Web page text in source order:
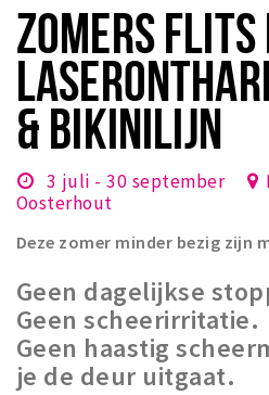
Bezienswaardigheden
Musea, theaters & podia
Uitjes & activiteiten
Natuurgebieden
Baroniepoorten
Privacy
Inloggen
ZOMERS FLITS
& BIKINILIJN
3 juli - 30 september
Oosterhout
Deze zomer minder bezig zijn
Geen dagelijkse
Geen scheerirritatie.
Geen haastig
je de deur uitgaat.